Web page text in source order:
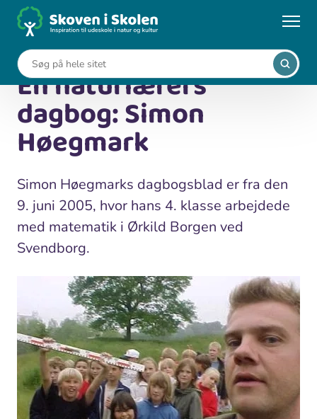
...
Viden om udeskole
En naturlærers
dagbog: Simon
Høegmark
Simon Høegmarks dagbogsblad er fra den
9. juni 2005, hvor hans 4. klasse arbejdede
med matematik i Ørkild Borgen ved
Svendborg.